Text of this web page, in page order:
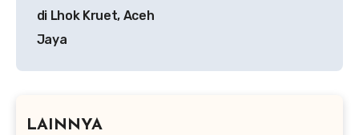
di Lhok Kruet, Aceh
Jaya
LAINNYA